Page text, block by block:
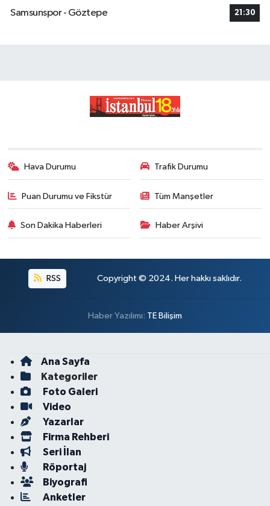
Samsunspor - Göztepe
21:30
Hava Durumu Trafik Durumu
Puan Durumu ve Fikstür Tüm Manşetler
Son Dakika Haberleri Haber Arşivi
RSS Copyright © 2024. Her hakkı saklıdır.
Haber Yazılımı: TE Bilişim
Ana Sayfa
Kategoriler
Foto Galeri
Video
Yazarlar
Firma Rehberi
Seri İlan
Röportaj
Biyografi
Anketler